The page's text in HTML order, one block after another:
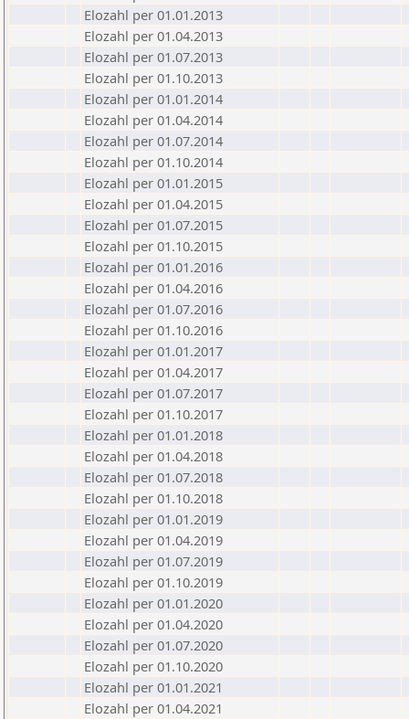
Elozahl per 01.01.2013
Elozahl per 01.04.2013
Elozahl per 01.07.2013
Elozahl per 01.10.2013
Elozahl per 01.01.2014
Elozahl per 01.04.2014
Elozahl per 01.07.2014
Elozahl per 01.10.2014
Elozahl per 01.01.2015
Elozahl per 01.04.2015
Elozahl per 01.07.2015
Elozahl per 01.10.2015
Elozahl per 01.01.2016
Elozahl per 01.04.2016
Elozahl per 01.07.2016
Elozahl per 01.10.2016
Elozahl per 01.01.2017
Elozahl per 01.04.2017
Elozahl per 01.07.2017
Elozahl per 01.10.2017
Elozahl per 01.01.2018
Elozahl per 01.04.2018
Elozahl per 01.07.2018
Elozahl per 01.10.2018
Elozahl per 01.01.2019
Elozahl per 01.04.2019
Elozahl per 01.07.2019
Elozahl per 01.10.2019
Elozahl per 01.01.2020
Elozahl per 01.04.2020
Elozahl per 01.07.2020
Elozahl per 01.10.2020
Elozahl per 01.01.2021
Elozahl per 01.04.2021